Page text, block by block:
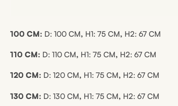
100 CM: D: 100 CM, H1: 75 CM, H2: 67 CM
110 CM: D: 110 CM, H1: 75 CM, H2: 67 CM
120 CM: D: 120 CM, H1: 75 CM, H2: 67 CM
130 CM: D: 130 CM, H1: 75 CM, H2: 67 CM